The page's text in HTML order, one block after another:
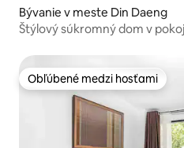
Bývanie v meste Din Daeng
Štýlový súkromný dom v
Obľúbené medzi hosťami
Obľúbené medzi hosťami